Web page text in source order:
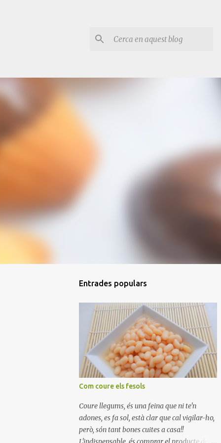
Entrades populars
Com coure els fesols
Coure llegums, és una feina que ni te'n
adones, es fa sol, està clar que cal vigilar-ho,
però, són tant bones cuites a casa!!